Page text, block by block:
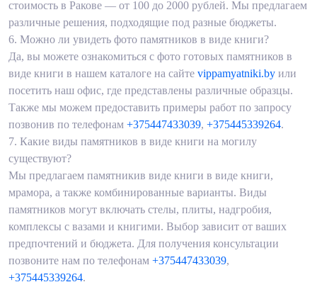
стоимость в Ракове — от 100 до 2000 рублей. Мы предлагаем
различные решения, подходящие под разные бюджеты.
6. Можно ли увидеть фото памятников в виде книги?
Да, вы можете ознакомиться с фото готовых памятников в
виде книги в нашем каталоге на сайте vippamyatniki.by или
посетить наш офис, где представлены различные образцы.
Также мы можем предоставить примеры работ по запросу
позвонив по телефонам +375447433039, +375445339264.
7. Какие виды памятников в виде книги на могилу
существуют?
Мы предлагаем памятникив виде книги в виде книги,
мрамора, а также комбинированные варианты. Виды
памятников могут включать стелы, плиты, надгробия,
комплексы с вазами и книгими. Выбор зависит от ваших
предпочтений и бюджета. Для получения консультации
позвоните нам по телефонам +375447433039,
+375445339264.